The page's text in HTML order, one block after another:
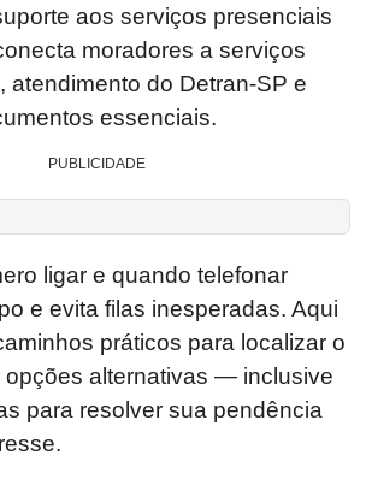
aos serviços presenciais
moradores a serviços
atendimento do Detran-SP e
essenciais.
PUBLICIDADE
ligar e quando telefonar
e evita filas inesperadas. Aqui
práticos para localizar o
opções alternativas — inclusive
para resolver sua pendência